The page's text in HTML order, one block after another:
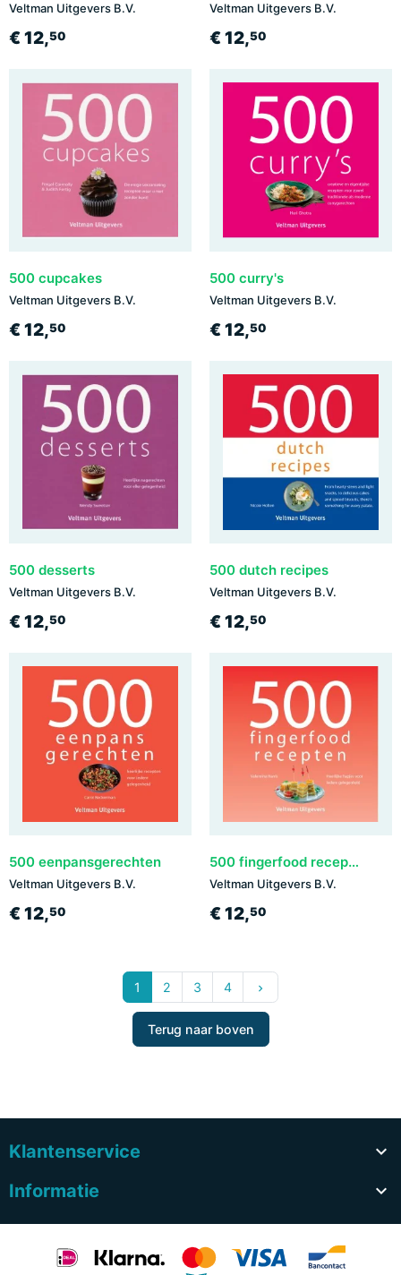
Veltman Uitgevers B.V.
€ 12,50
Veltman Uitgevers B.V.
€ 12,50
500 cupcakes
Veltman Uitgevers B.V.
€ 12,50
500 curry's
Veltman Uitgevers B.V.
€ 12,50
500 desserts
Veltman Uitgevers B.V.
€ 12,50
500 dutch recipes
Veltman Uitgevers B.V.
€ 12,50
500 eenpansgerechten
Veltman Uitgevers B.V.
€ 12,50
500 fingerfood recepten
Veltman Uitgevers B.V.
€ 12,50
1 2 3 4 keyboard_arrow_right
Terug naar boven
Klantenservice

Informatie
